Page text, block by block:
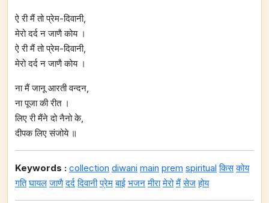
ऐ री मैं तो प्रेम-दिवानी,
मेरो दर्द न जाणै कोय ।
ऐ री मैं तो प्रेम-दिवानी,
मेरो दर्द न जाणै कोय ।
ना मैं जानू आरती वन्दन,
ना पूजा की रीत ।
लिए री मैंने दो नैनो के,
दीपक लिए संजोये ॥
Keywords : collection diwani main prem spiritual किस कोय
गति घायल जाणै दर्द दिवानी प्रेम बाई भजन मीरा मेरो मैं सेज होय